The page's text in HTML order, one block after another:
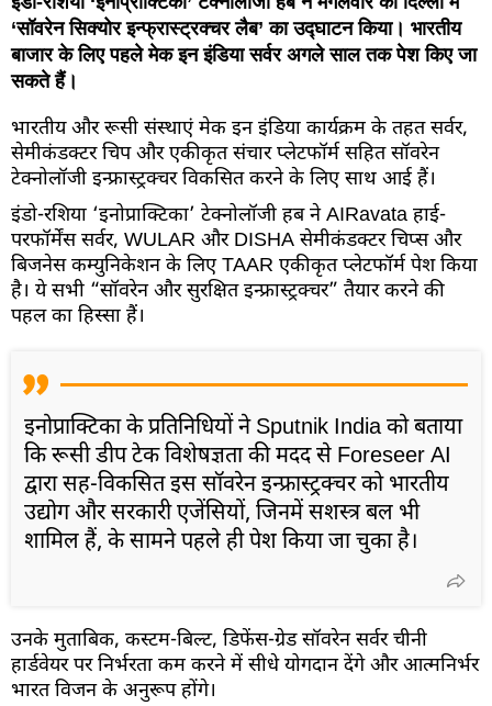
‘सॉवरेन सिक्योर इन्फ्रास्ट्रक्चर लैब’ का उद्घाटन किया। भारतीय
बाजार के लिए पहले मेक इन इंडिया सर्वर अगले साल तक पेश किए जा
सकते हैं।
भारतीय और रूसी संस्थाएं मेक इन इंडिया कार्यक्रम के तहत सर्वर,
सेमीकंडक्टर चिप और एकीकृत संचार प्लेटफॉर्म सहित सॉवरेन
टेक्नोलॉजी इन्फ्रास्ट्रक्चर विकसित करने के लिए साथ आई हैं।
इंडो-रशिया ‘इनोप्राक्टिका’ टेक्नोलॉजी हब ने AIRavata हाई-
परफॉर्मेंस सर्वर, WULAR और DISHA सेमीकंडक्टर चिप्स और
बिजनेस कम्युनिकेशन के लिए TAAR एकीकृत प्लेटफॉर्म पेश किया
है। ये सभी “सॉवरेन और सुरक्षित इन्फ्रास्ट्रक्चर” तैयार करने की
पहल का हिस्सा हैं।
इनोप्राक्टिका के प्रतिनिधियों ने Sputnik India को बताया
कि रूसी डीप टेक विशेषज्ञता की मदद से Foreseer AI
द्वारा सह-विकसित इस सॉवरेन इन्फ्रास्ट्रक्चर को भारतीय
उद्योग और सरकारी एजेंसियों, जिनमें सशस्त्र बल भी
शामिल हैं, के सामने पहले ही पेश किया जा चुका है।
उनके मुताबिक, कस्टम-बिल्ट, डिफेंस-ग्रेड सॉवरेन सर्वर चीनी
हार्डवेयर पर निर्भरता कम करने में सीधे योगदान देंगे और आत्मनिर्भर
भारत विजन के अनुरूप होंगे।